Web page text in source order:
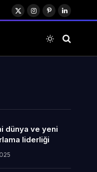
X
Instagram
PinterestLinkedIn
dünya ve yeni
liderliği